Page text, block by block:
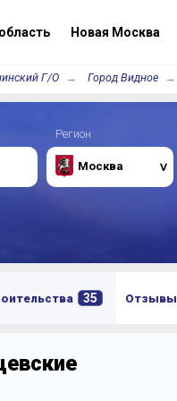
Новая Москва
Г/О Город Видное
Регион
Москва
35 Отзывы